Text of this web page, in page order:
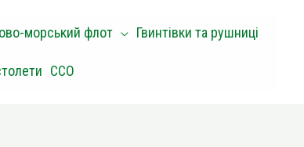
морський флот Гвинтівки та рушниці
ССО